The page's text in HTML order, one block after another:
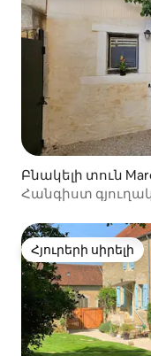
Բնակելի տուն
Հանգիստ
Հյուրերի սիրելի
Հյուրերի սիրելի